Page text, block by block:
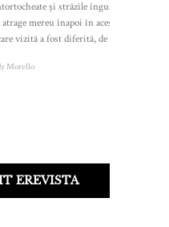
și străzile înguste și
mereu înapoi în acest oraș
vizită a fost diferită, de la ...
Morello
EREVISTA